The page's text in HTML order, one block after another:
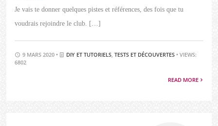
Je vais te donner quelques pistes et références, des fois que tu
voudrais rejoindre le club. […]
9 MARS 2020 • DIY ET TUTORIELS,TESTS ET DÉCOUVERTES • VIEWS:
6802
READ MORE